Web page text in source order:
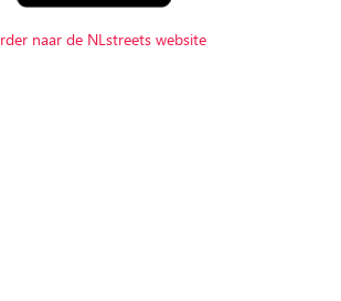
naar de NLstreets website